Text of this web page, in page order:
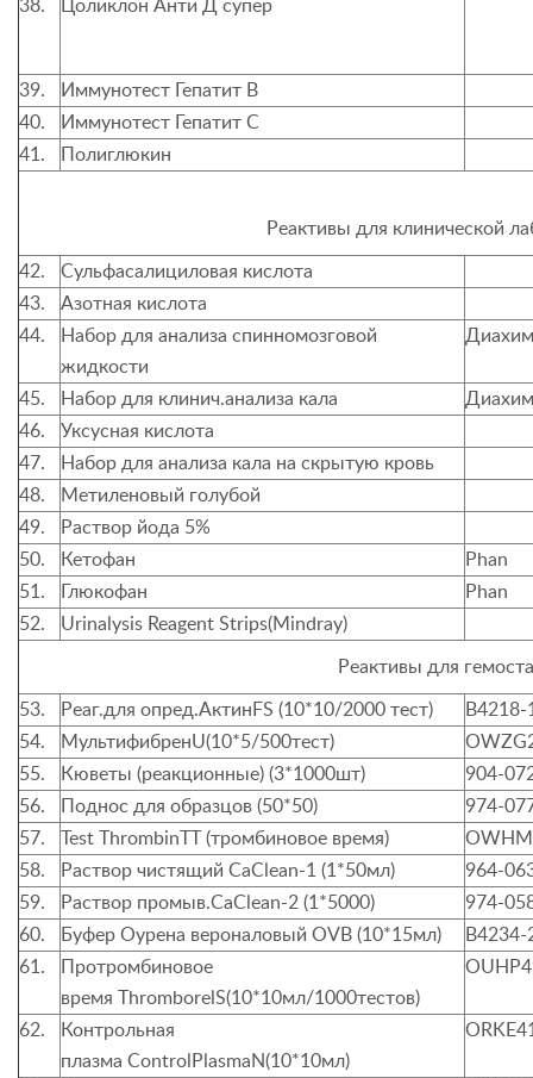
38. Цоликлон Анти Д супер
39.
Иммунотест Гепатит В
40.
Иммунотест Гепатит С
41.
Полиглюкин
Реактивы для клинической
42.
Сульфасалициловая кислота
43.
Азотная кислота
44.
Набор для анализа спинномозговой
жидкости
45. Набор для клинич.анализа кала
46.
Уксусная кислота
47.
Набор для анализа кала на скрытую кровь
48.
Метиленовый голубой
49.
Раствор йода 5%
50.
Кетофан
Phan
51.
Глюкофан
Phan
52.
Urinalysis Reagent Strips(Mindray)
Реактивы для
53. Реаг.для опред.Актин FS (10*10/2000 тест)
B4218-
54.
МультифибренU(10*5/500тест)
55.
Кюветы (реакционные) (3*1000шт)
904-
56.
Поднос для образцов (50*50)
974-
57.
Test ThrombinТТ (тромбиновое время)
58.
Раствор чистящий CaClean-1 (1*50мл)
964-
59.
Раствор промыв.CaClean-2 (1*5000)
974-
60.
Буфер Оурена вероналовый OVB (10*15мл)
B4234-
61.
Протромбиновое
время ThromborelS(10*10мл/1000тестов)
62.
Контрольная
плазма ControlPlasmaN(10*10мл)